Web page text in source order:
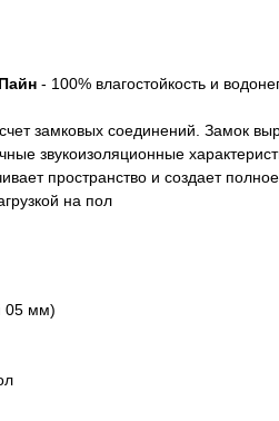
- 100% влагостойкость и
замковых соединений. Замок
звукоизоляционные
пространство и создает
на пол
05 мм)